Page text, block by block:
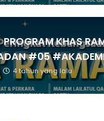
KHAS
#05
4 tahun yang lalu